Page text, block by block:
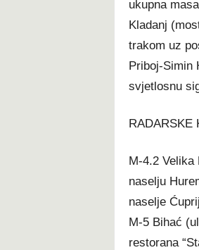
ukupna
Kladanj
trakom uz
Priboj-Simin
svjetlosnu
RADARSKE
M-4.2
naselju
naselje
M-5 Bihać
restorana